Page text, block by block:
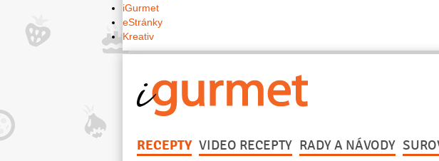
iGurmet
eStránky
Kreativ
RECEPTY VIDEO RECEPTY RADY A NÁVODY